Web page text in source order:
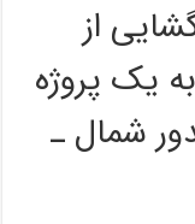
از
یک پروژه‌
شمال ـ